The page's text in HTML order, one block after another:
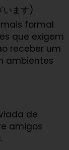
ます)
formal
que exigem
receber um
ambientes
de
amigos